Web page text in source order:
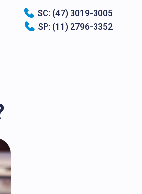
SC: (47) 3019-3005
SP: (11) 2796-3352